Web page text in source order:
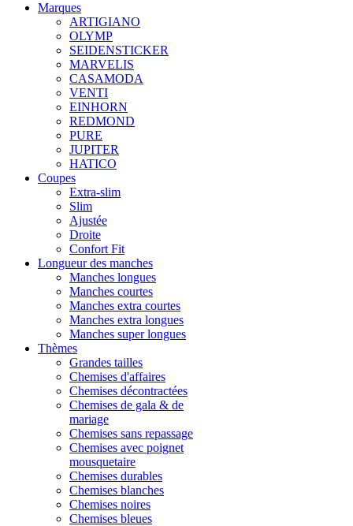
Marques
ARTIGIANO
OLYMP
SEIDENSTICKER
MARVELIS
CASAMODA
VENTI
EINHORN
REDMOND
PURE
JUPITER
HATICO
Coupes
Extra-slim
Slim
Ajustée
Droite
Confort Fit
Longueur des manches
Manches longues
Manches courtes
Manches extra courtes
Manches extra longues
Manches super longues
Thèmes
Grandes tailles
Chemises d'affaires
Chemises décontractées
Chemises de gala & de
mariage
Chemises sans repassage
Chemises avec poignet
mousquetaire
Chemises durables
Chemises blanches
Chemises noires
Chemises bleues